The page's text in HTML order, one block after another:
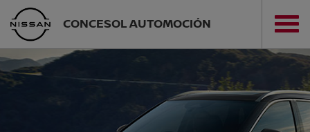
CONCESOL AUTOMOCIÓN